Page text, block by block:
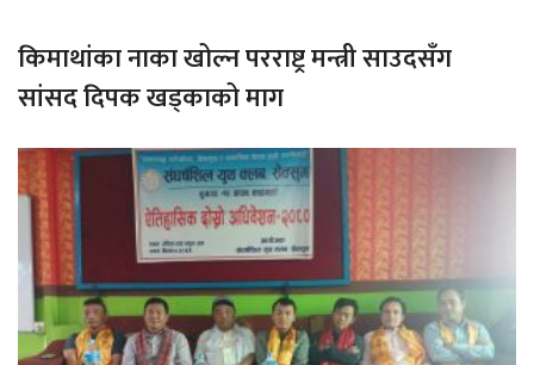
किमाथांका नाका खोल्न परराष्ट्र मन्त्री साउदसँग
सांसद दिपक खड्काको माग